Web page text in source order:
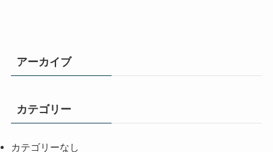
アーカイブ
カテゴリー
カテゴリーなし